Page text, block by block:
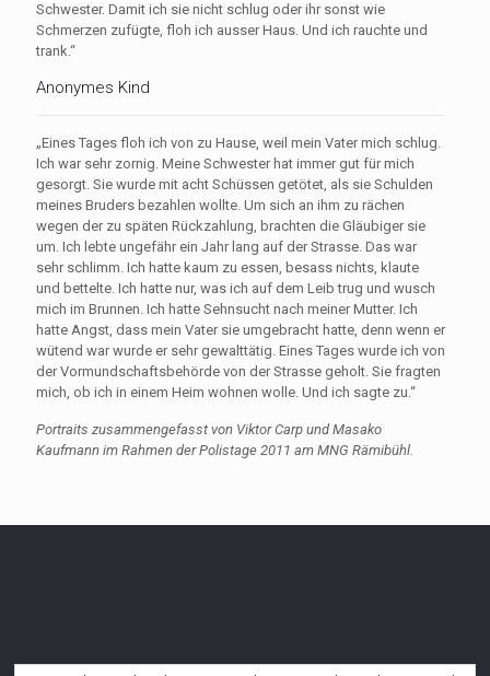
Schwester. Damit ich sie nicht schlug oder ihr sonst wie
Schmerzen zufügte, floh ich ausser Haus. Und ich rauchte und
trank.“
Anonymes Kind
„Eines Tages floh ich von zu Hause, weil mein Vater mich schlug.
Ich war sehr zornig. Meine Schwester hat immer gut für mich
gesorgt. Sie wurde mit acht Schüssen getötet, als sie Schulden
meines Bruders bezahlen wollte. Um sich an ihm zu rächen
wegen der zu späten Rückzahlung, brachten die Gläubiger sie
um. Ich lebte ungefähr ein Jahr lang auf der Strasse. Das war
sehr schlimm. Ich hatte kaum zu essen, besass nichts, klaute
und bettelte. Ich hatte nur, was ich auf dem Leib trug und wusch
mich im Brunnen. Ich hatte Sehnsucht nach meiner Mutter. Ich
hatte Angst, dass mein Vater sie umgebracht hatte, denn wenn er
wütend war wurde er sehr gewalttätig. Eines Tages wurde ich von
der Vormundschaftsbehörde von der Strasse geholt. Sie fragten
mich, ob ich in einem Heim wohnen wolle. Und ich sagte zu.“
Portraits zusammengefasst von Viktor Carp und Masako
Kaufmann im Rahmen der Polistage 2011 am MNG Rämibühl.